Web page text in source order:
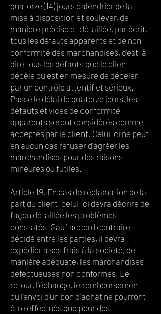
quatorze (14) jours calendrier de la
mise à disposition et soulever, de
manière précise et détaillée, par écrit,
tous les défauts apparents et de non-
conformité des marchandises, c'est-à-
dire tous les défauts que le client
décèle ou est en mesure de déceler
par un contrôle attentif et sérieux.
Passé le délai de quatorze jours, les
défauts et vices de conformité
apparents seront considérés comme
acceptés par le client. Celui-ci ne peut
en aucun cas refuser d'agréer les
marchandises pour des raisons
mineures ou futiles.
Article 19. En cas de réclamation de la
part du client, celui-ci devra décrire de
façon détaillée les problèmes
constatés. Sauf accord contraire
décidé entre les parties, il devra
expédier à ses frais à la société, de
manière adéquate, les marchandises
défectueuses non conformes. Le
retour, l'échange, le remboursement
ou l'envoi d'un bon d'achat ne pourront
être effectués que pour des